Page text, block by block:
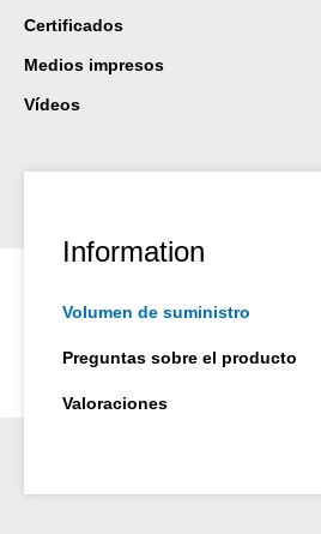
Certificados
Medios impresos
Vídeos
Information
Volumen de suministro
Preguntas sobre el producto
Valoraciones